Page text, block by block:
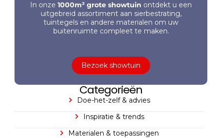
In onze 1000m² grote showtuin ontdekt u een
uitgebreid assortiment aan sierbestrating,
tuintegels en andere materialen om uw
buitenruimte compleet te maken.
Bezoek showtuin
Categorieën
Doe-het-zelf & advies
Inspiratie & trends
Materialen & toepassingen